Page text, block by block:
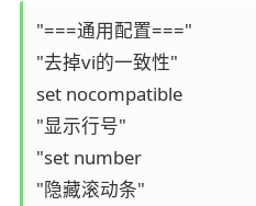
"===通用配置==="
"去掉vi的一致性"
set nocompatible
"显示行号"
"set number
"隐藏滚动条"